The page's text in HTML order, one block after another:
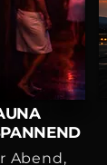
Abend,